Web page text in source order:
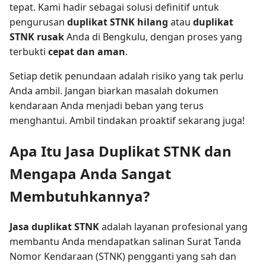
tepat. Kami hadir sebagai solusi definitif untuk
pengurusan duplikat STNK hilang atau duplikat
STNK rusakAnda di Bengkulu, dengan proses yang
terbukti cepat dan aman.
Setiap detik penundaan adalah risiko yang tak perlu
Anda ambil. Jangan biarkan masalah dokumen
kendaraan Anda menjadi beban yang terus
menghantui. Ambil tindakan proaktif sekarang juga!
Apa Itu Jasa Duplikat STNK dan
Mengapa Anda Sangat
Membutuhkannya?
Jasa duplikat STNKadalah layanan profesional yang
membantu Anda mendapatkan salinan Surat Tanda
Nomor Kendaraan (STNK) pengganti yang sah dan